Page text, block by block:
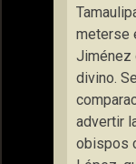
meterse
Jiménez
divino.
advertir
obispos